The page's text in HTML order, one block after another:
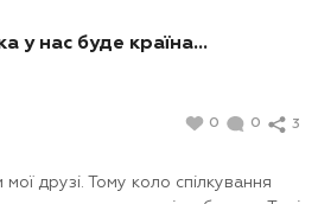
у нас буде країна…
0 0 3
друзі. Тому коло спілкування